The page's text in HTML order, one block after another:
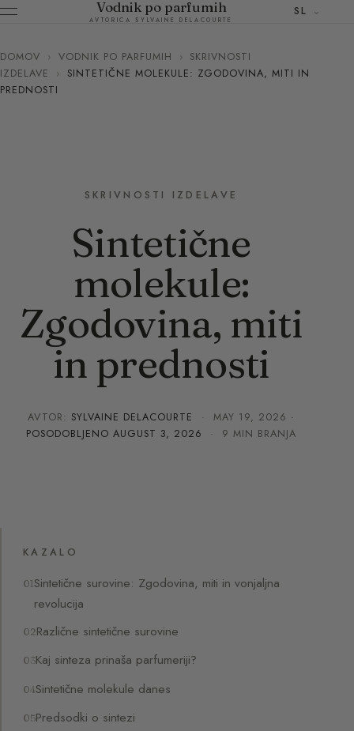
Vodnik po parfumih
AVTORICA SYLVAINE DELACOURTE
SL
DOMOV › VODNIK PO PARFUMIH › SKRIVNOSTI
IZDELAVE
›
SINTETIČNE MOLEKULE: ZGODOVINA, MITI IN
PREDNOSTI
SKRIVNOSTI IZDELAVE
Sintetične
molekule:
Zgodovina, miti
in prednosti
AVTOR: SYLVAINE DELACOURTE · MAY 19, 2026 ·
POSODOBLJENO AUGUST 3, 2026 · 9 MIN BRANJA
KAZALO
Sintetične surovine: Zgodovina, miti in vonjaljna
revolucija
Različne sintetične surovine
Kaj sinteza prinaša parfumeriji?
Sintetične molekule danes
Predsodki o sintezi